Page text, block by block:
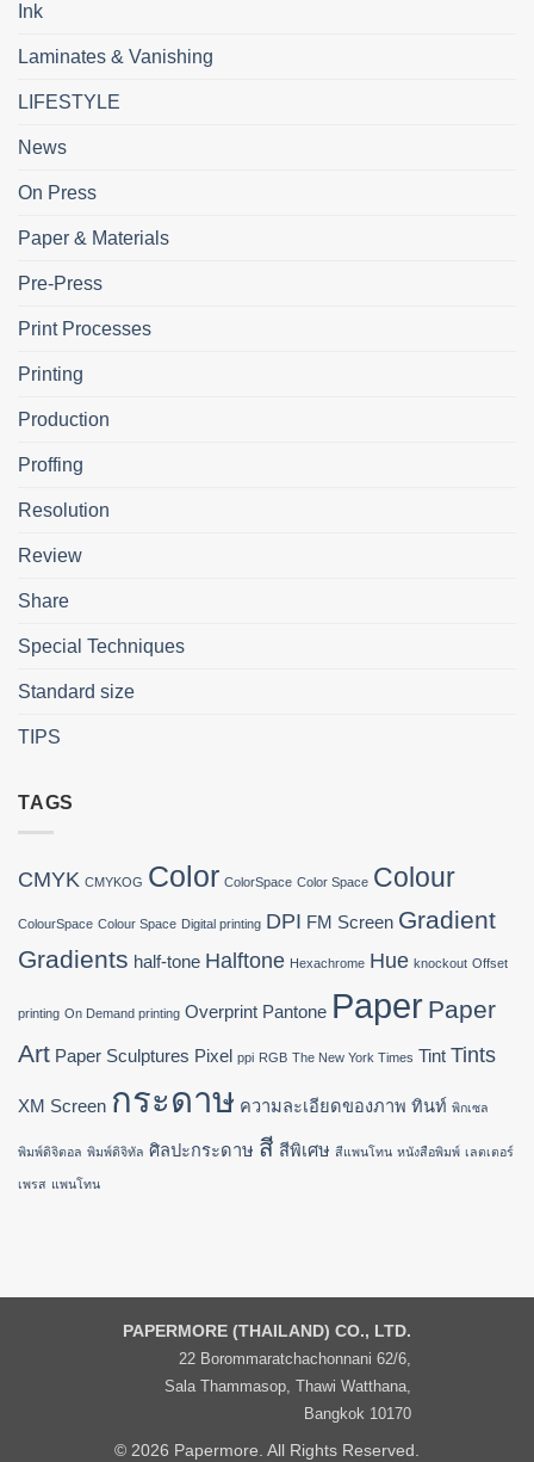
Ink
Laminates & Vanishing
LIFESTYLE
News
On Press
Paper & Materials
Pre-Press
Print Processes
Printing
Production
Proffing
Resolution
Review
Share
Special Techniques
Standard size
TIPS
TAGS
CMYK CMYKOG Color ColorSpace Color Space Colour
ColourSpace Colour Space Digital printing DPI FM Screen Gradient
Gradients half-tone Halftone Hexachrome Hue knockout Offset
printing On Demand printing Overprint Pantone Paper Paper
Art Paper Sculptures Pixel ppi RGB The New York Times Tint Tints
XM Screen กระดาษ ความละเอียดของภาพ ทินท์ พิกเซล
พิมพ์ดิจิตอล พิมพ์ดิจิทัล ศิลปะกระดาษ สี สีพิเศษ สีแพนโทน หนังสือพิมพ์ เลตเตอร์
เพรส แพนโทน
PAPERMORE (THAILAND) CO., LTD.
22 Borommaratchachonnani 62/6,
Sala Thammasop, Thawi Watthana,
Bangkok 10170
© 2026 Papermore. All Rights Reserved.